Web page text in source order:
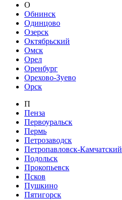
О
Обнинск
Одинцово
Озерск
Октябрьский
Омск
Орел
Оренбург
Орехово-Зуево
Орск
П
Пенза
Первоуральск
Пермь
Петрозаводск
Петропавловск-Камчатский
Подольск
Прокопьевск
Псков
Пушкино
Пятигорск